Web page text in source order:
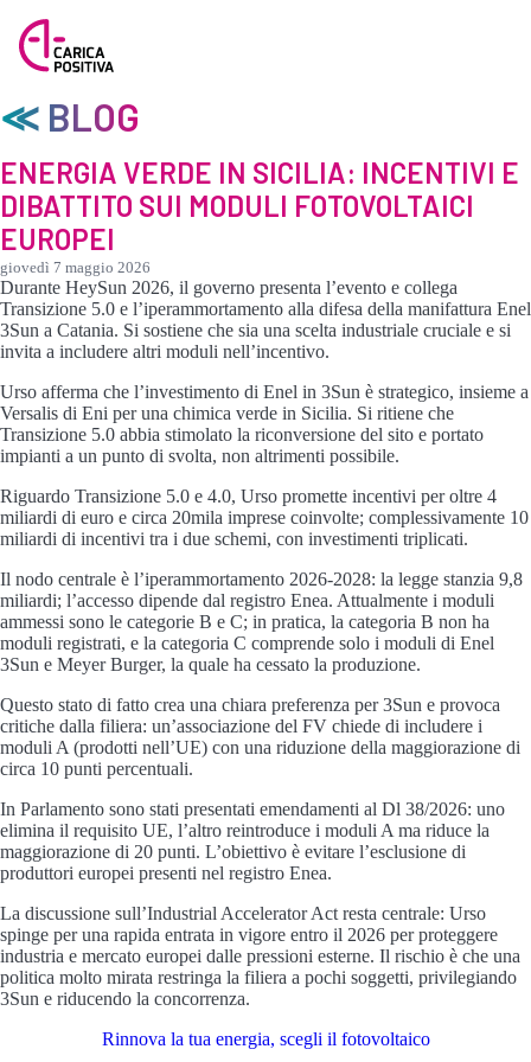
≪ BLOG
ENERGIA VERDE IN SICILIA: INCENTIVI E
DIBATTITO SUI MODULI FOTOVOLTAICI
EUROPEI
giovedì 7 maggio 2026
Durante HeySun 2026, il governo presenta l’evento e collega
Transizione 5.0 e l’iperammortamento alla difesa della manifattura Enel
3Sun a Catania. Si sostiene che sia una scelta industriale cruciale e si
invita a includere altri moduli nell’incentivo.
Urso afferma che l’investimento di Enel in 3Sun è strategico, insieme a
Versalis di Eni per una chimica verde in Sicilia. Si ritiene che
Transizione 5.0 abbia stimolato la riconversione del sito e portato
impianti a un punto di svolta, non altrimenti possibile.
Riguardo Transizione 5.0 e 4.0, Urso promette incentivi per oltre 4
miliardi di euro e circa 20mila imprese coinvolte; complessivamente 10
miliardi di incentivi tra i due schemi, con investimenti triplicati.
Il nodo centrale è l’iperammortamento 2026-2028: la legge stanzia 9,8
miliardi; l’accesso dipende dal registro Enea. Attualmente i moduli
ammessi sono le categorie B e C; in pratica, la categoria B non ha
moduli registrati, e la categoria C comprende solo i moduli di Enel
3Sun e Meyer Burger, la quale ha cessato la produzione.
Questo stato di fatto crea una chiara preferenza per 3Sun e provoca
critiche dalla filiera: un’associazione del FV chiede di includere i
moduli A (prodotti nell’UE) con una riduzione della maggiorazione di
circa 10 punti percentuali.
In Parlamento sono stati presentati emendamenti al Dl 38/2026: uno
elimina il requisito UE, l’altro reintroduce i moduli A ma riduce la
maggiorazione di 20 punti. L’obiettivo è evitare l’esclusione di
produttori europei presenti nel registro Enea.
La discussione sull’Industrial Accelerator Act resta centrale: Urso
spinge per una rapida entrata in vigore entro il 2026 per proteggere
industria e mercato europei dalle pressioni esterne. Il rischio è che una
politica molto mirata restringa la filiera a pochi soggetti, privilegiando
3Sun e riducendo la concorrenza.
Rinnova la tua energia, scegli il fotovoltaico